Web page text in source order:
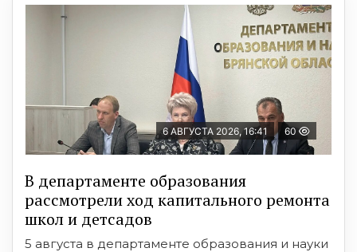
6 АВГУСТА 2026, 16:41 60
В департаменте образования
рассмотрели ход капитального ремонта
школ и детсадов
5 августа в департаменте образования и науки